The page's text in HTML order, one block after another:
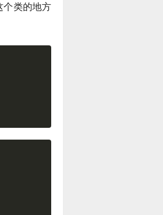
个类的地方